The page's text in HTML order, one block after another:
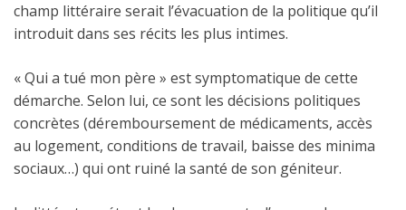
champ littéraire serait l’évacuation de la politique qu’il
introduit dans ses récits les plus intimes.
« Qui a tué mon père » est symptomatique de cette
démarche. Selon lui, ce sont les décisions politiques
concrètes (déremboursement de médicaments, accès
au logement, conditions de travail, baisse des minima
sociaux…) qui ont ruiné la santé de son géniteur.